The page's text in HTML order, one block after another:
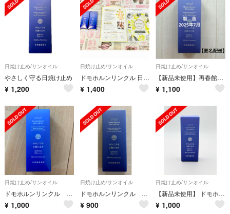
日焼け止め/サンオイル
やさしく守る日焼け止め
¥ 1,200
日焼け止め/サンオイル
ドモホルンリンクル 日焼け止め 30mL 養生薬湯1袋 セット
¥ 1,400
日焼け止め/サンオイル
【新品未使用】再春館製薬／ドモホルンリンクル 日焼け止め 乳液 1本
¥ 1,100
日焼け止め/サンオイル
ドモホルンリンクル やさしく守る日焼け止め 乳液
¥ 1,000
日焼け止め/サンオイル
ドモホルンリンクル 日焼け止め
¥ 900
日焼け止め/サンオイル
【新品未使用】 ドモホルンリンクル 日焼け止め乳液〈全身用〉30mL
¥ 1,000